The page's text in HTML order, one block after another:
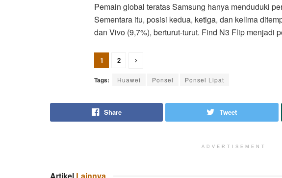
Pemain global teratas Samsung hanya menduduki
Sementara itu, posisi kedua, ketiga, dan kelima
dan Vivo (9,7%), berturut-turut. Find N3 Flip menjadi
1 2
Tags: Huawei Ponsel Ponsel Lipat
Share Tweet
ADVERTISEMENT